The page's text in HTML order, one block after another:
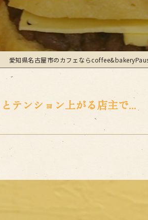
愛知県名古屋市のカフェなら
テンション上がる店主で...